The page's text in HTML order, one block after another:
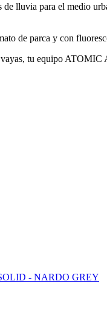
lluvia para el medio
de parca y con
vayas, tu equipo